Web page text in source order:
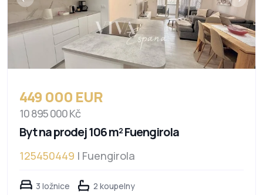
449 000 EUR
10 895 000 Kč
Byt na prodej 106 m² Fuengirola
125450449 | Fuengirola
3 ložnice
2 koupelny